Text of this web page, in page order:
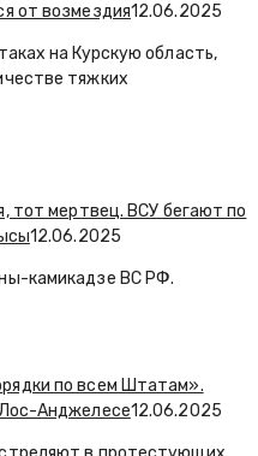
от возмездия12.06.2025
на Курскую область,
тяжких
тот мертвец. ВСУ бегают по
12.06.2025
камикадзе ВС РФ.
по всем Штатам».
Анджелесе12.06.2025